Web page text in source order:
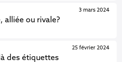
alliée ou rivale?
3 mars 2024
des étiquettes
25 février 2024